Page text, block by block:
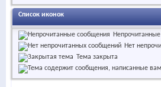
Список иконок
Нет
Тема закрыта